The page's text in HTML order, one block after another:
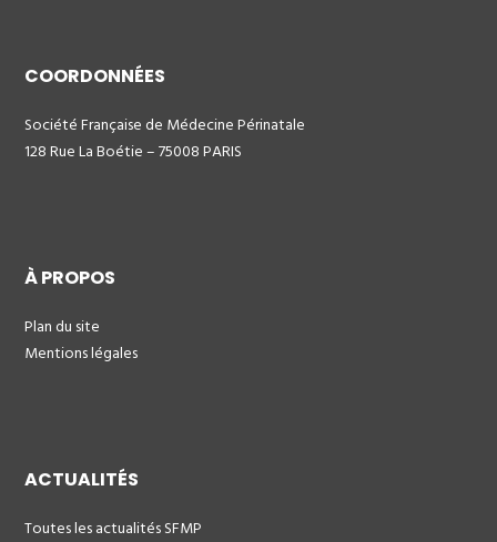
COORDONNÉES
Société Française de Médecine Périnatale
128 Rue La Boétie – 75008 PARIS
À PROPOS
Plan du site
Mentions légales
ACTUALITÉS
Toutes les actualités SFMP